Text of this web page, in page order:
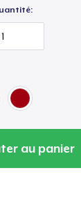
au panier